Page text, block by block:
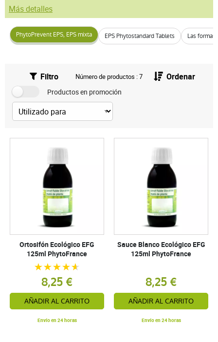
Más detalles
PhytoPrevent EPS, EPS mixta EPS Phytostandard Tablets Las formas
Filtro Número de productos : 7 Ordenar
Productos en promoción
Ortosifón Ecológico EFG
125ml PhytoFrance
8,25 €
AÑADIR AL CARRITO
Envío en 24 horas
Sauce Blanco Ecológico EFG
125ml PhytoFrance
8,25 €
AÑADIR AL CARRITO
Envío en 24 horas